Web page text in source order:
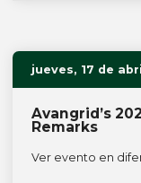
jueves, 17 de
Avangrid’s
Remarks
Ver evento en